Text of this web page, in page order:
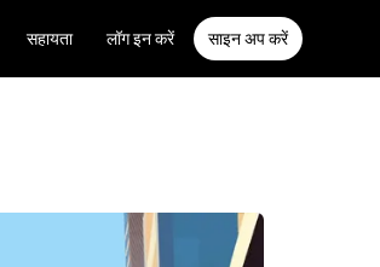
सहायता लॉग इन करें साइन अप करें